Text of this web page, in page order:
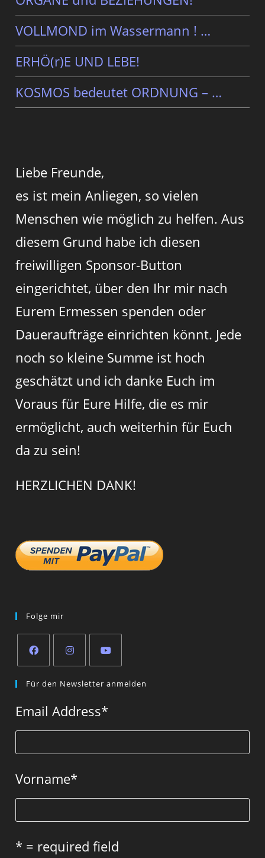
VOLLMOND im Wassermann ! …
ERHÖ(r)E UND LEBE!
KOSMOS bedeutet ORDNUNG – …
Liebe Freunde,
es ist mein Anliegen, so vielen
Menschen wie möglich zu helfen. Aus
diesem Grund habe ich diesen
freiwilligen Sponsor-Button
eingerichtet, über den Ihr mir nach
Eurem Ermessen spenden oder
Daueraufträge einrichten könnt. Jede
noch so kleine Summe ist hoch
geschätzt und ich danke Euch im
Voraus für Eure Hilfe, die es mir
ermöglicht, auch weiterhin für Euch
da zu sein!
HERZLICHEN DANK!
Folge mir
in
new
tab
in
new
tab
in
new
tab
Für den Newsletter anmelden
Email Address*
Vorname*
* = required field